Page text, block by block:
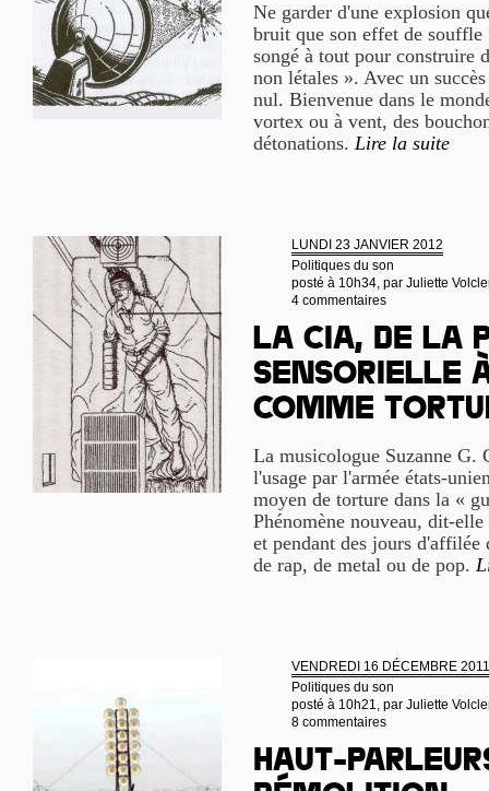
Ne garder d'une explosion
bruit que son effet de
songé à tout pour construire
non létales ». Avec un
nul. Bienvenue dans le
vortex ou à vent, des
détonations. Lire la suite
LUNDI 23 JANVIER 2012
Politiques du son
posté à 10h34, par Juliette
4 commentaires
La CIA, de la
sensorielle
comme
La musicologue Suzanne G.
l'usage par l'armée états-
moyen de torture dans la «
Phénomène nouveau, dit-
et pendant des jours d'affilée
de rap, de metal ou de pop.
VENDREDI 16 DÉCEMBRE 2011
Politiques du son
posté à 10h21, par Juliette
8 commentaires
Haut-